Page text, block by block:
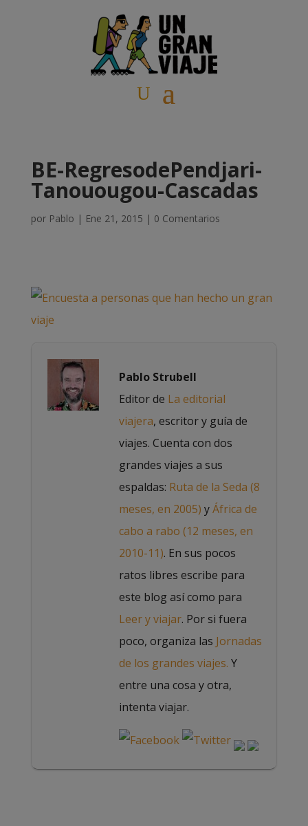
BE-RegresodePendjari-
Tanouougou-Cascadas
por Pablo | Ene 21, 2015 | 0 Comentarios
Pablo Strubell
Editor de La editorial
viajera, escritor y guía de
viajes. Cuenta con dos
grandes viajes a sus
espaldas: Ruta de la Seda (8
meses, en 2005) yÁfrica de
cabo a rabo (12 meses, en
2010-11). En sus pocos
ratos libres escribe para
este blog así como para
Leer y viajar. Por si fuera
poco, organiza las Jornadas
de los grandes viajes. Y
entre una cosa y otra,
intenta viajar.